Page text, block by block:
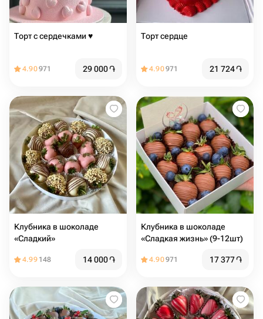
Торт с сердечками ♥️
4.90971 29 000֏
Торт сердце
4.90971 21 724֏
Клубника в шоколаде
«Сладкий»
4.99 148 14 000֏
Клубника в шоколаде
«Сладкая жизнь» (9-12шт)
4.90971 17 377֏